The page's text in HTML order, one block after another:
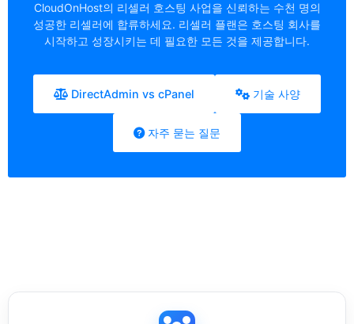
CloudOnHost의 리셀러 호스팅 사업을 신뢰하는 수천 명의
성공한 리셀러에 합류하세요. 리셀러 플랜은 호스팅 회사를
시작하고 성장시키는 데 필요한 모든 것을 제공합니다.
DirectAdmin vs cPanel 기술 사양
자주 묻는 질문